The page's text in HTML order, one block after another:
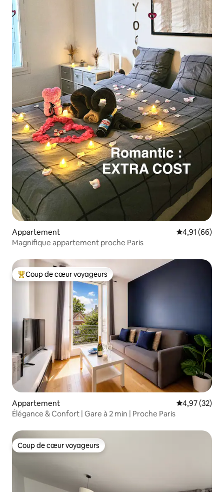
Appartement Évaluation
4,91 (66)
Magnifique appartement proche Paris
Coups de cœur voyageurs les plus appréciés
Coup de cœur voyageurs
Appartement Évaluation
4,97 (32)
Élégance & Confort | Gare à 2 min | Proche Paris
Coup de cœur voyageurs
Coup de cœur voyageurs